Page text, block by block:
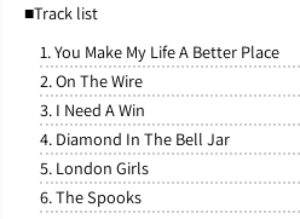
■Track list
1. You Make My Life A Better Place
2. On The Wire
3. I Need A Win
4. Diamond In The Bell Jar
5. London Girls
6. The Spooks